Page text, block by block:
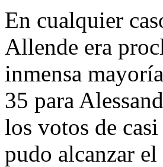
En cualquier
Allende era
inmensa
35 para
los votos de
pudo alcanzar el